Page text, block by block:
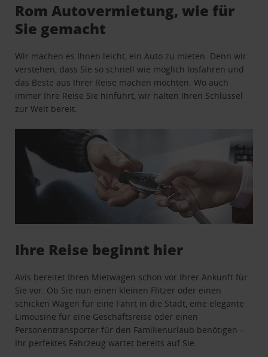
Rom Autovermietung, wie für
Sie gemacht
Wir machen es Ihnen leicht, ein Auto zu mieten. Denn wir
verstehen, dass Sie so schnell wie möglich losfahren und
das Beste aus Ihrer Reise machen möchten. Wo auch
immer Ihre Reise Sie hinführt, wir halten Ihren Schlüssel
zur Welt bereit.
Ihre Reise beginnt hier
Avis bereitet Ihren Mietwagen schon vor Ihrer Ankunft für
Sie vor. Ob Sie nun einen kleinen Flitzer oder einen
schicken Wagen für eine Fahrt in die Stadt, eine elegante
Limousine für eine Geschäftsreise oder einen
Personentransporter für den Familienurlaub benötigen –
Ihr perfektes Fahrzeug wartet bereits auf Sie.